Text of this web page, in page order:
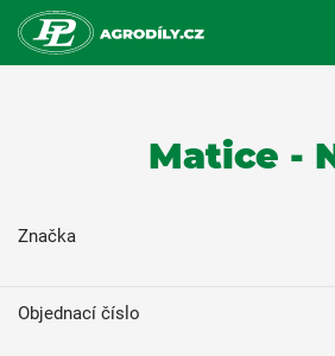
Matice -
Značka
Objednací číslo